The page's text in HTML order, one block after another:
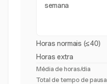
semana
Horas normais (≤40)
Horas extra
Média de horas/dia
Total de tempo de pausa